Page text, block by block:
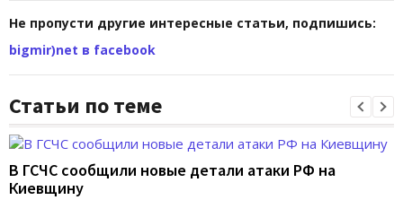
Не пропусти другие интересные статьи, подпишись:
bigmir)net в facebook
Статьи по теме
В ГСЧС сообщили новые детали атаки РФ на
Киевщину